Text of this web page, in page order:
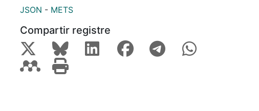
JSON - METS
Compartir registre